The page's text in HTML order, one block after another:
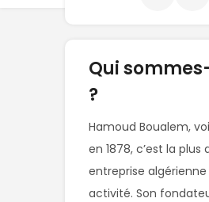
Qui
?
Hamoud Boualem,
en 1878, c’est la plus
entreprise algérienne
activité. Son